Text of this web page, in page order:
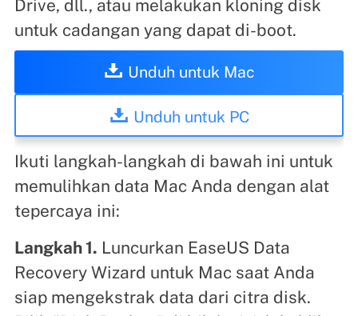
Drive, dll., atau melakukan kloning disk
untuk cadangan yang dapat di-boot.
Unduh untuk Mac
Unduh untuk PC
Ikuti langkah-langkah di bawah ini untuk
memulihkan data Mac Anda dengan alat
tepercaya ini:
Langkah 1. Luncurkan EaseUS Data
Recovery Wizard untuk Mac saat Anda
siap mengekstrak data dari citra disk.